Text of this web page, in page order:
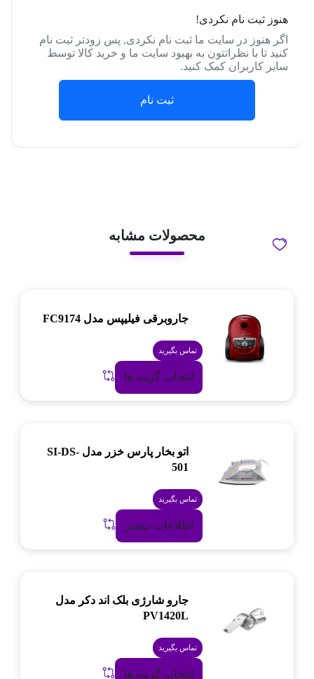
هنوز ثبت نام نکردی!
اگر هنوز در سایت ما ثبت نام نکردی, پس زودتر ثبت نام
کنید تا با نظراتتون به بهبود سایت ما و خرید کالا توسط
سایر کاربران کمک کنید.
ثبت نام
محصولات مشابه
جاروبرقی فیلیپس مدل FC9174
تماس بگیرید
انتخاب گزینه ها
اتو بخار پارس خزر مدل SI-DS-
501
تماس بگیرید
اطلاعات بیشتر
جارو شارژی بلک اند دکر مدل
PV1420L
تماس بگیرید
انتخاب گزینه ها